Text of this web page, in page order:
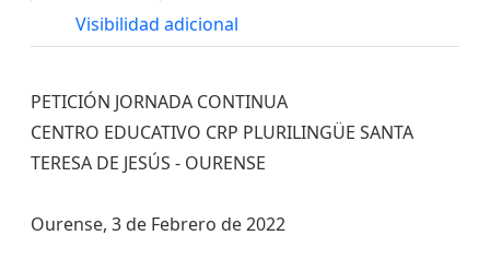
Visibilidad adicional
PETICIÓN JORNADA CONTINUA
CENTRO EDUCATIVO CRP PLURILINGÜE SANTA
TERESA DE JESÚS - OURENSE​​​​​​​
Ourense, 3 de Febrero de 2022